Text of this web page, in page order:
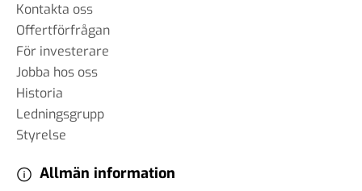
Kontakta oss
Offertförfrågan
För investerare
Jobba hos oss
Historia
Ledningsgrupp
Styrelse
Allmän information